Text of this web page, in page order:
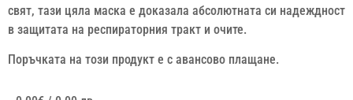
свят, тази цяла маска е доказала абсолютната си надеждност
в защитата на респираторния тракт и очите.
Поръчката на този продукт е с авансово плащане.